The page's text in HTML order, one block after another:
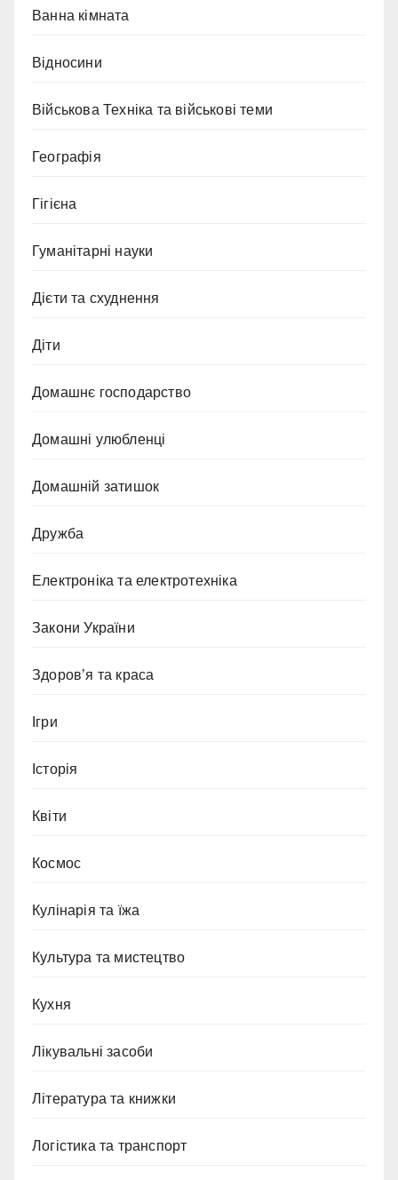
Ванна кімната
Відносини
Військова Техніка та військові теми
Географія
Гігієна
Гуманітарні науки
Дієти та схуднення
Діти
Домашнє господарство
Домашні улюбленці
Домашній затишок
Дружба
Електроніка та електротехніка
Закони України
Здоров’я та краса
Ігри
Історія
Квіти
Космос
Кулінарія та їжа
Культура та мистецтво
Кухня
Лікувальні засоби
Література та книжки
Логістика та транспорт